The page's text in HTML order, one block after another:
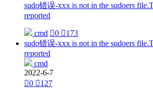
sudo错误-xxx is not in the sudoers
reported
cmd 0 173
sudo错误-xxx is not in the sudoers
reported
cmd
2022-6-7
0 127